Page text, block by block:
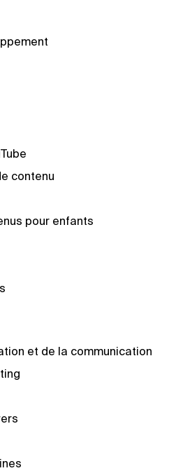
contenu
pour enfants
et de la communication